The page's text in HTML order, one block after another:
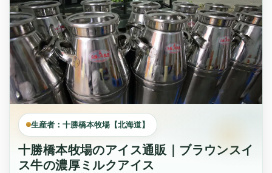
生産者：十勝橋本牧場【北海道】
十勝橋本牧場のアイス通販｜ブラウンスイ
ス牛の濃厚ミルクアイス